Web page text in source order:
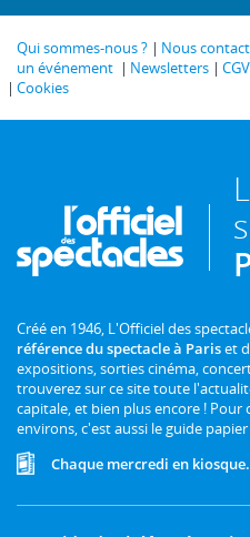
Qui sommes-nous ? Nous
un événement
Newsletters CGV
Cookies
Créé en 1946, L'Officiel des
référence du spectacle à Pariset
expositions, sorties cinéma,
trouverez sur ce site toute
capitale, et bien plus encore ! Pour
environs, c'est aussi le guide
Chaque mercredi en kiosque.